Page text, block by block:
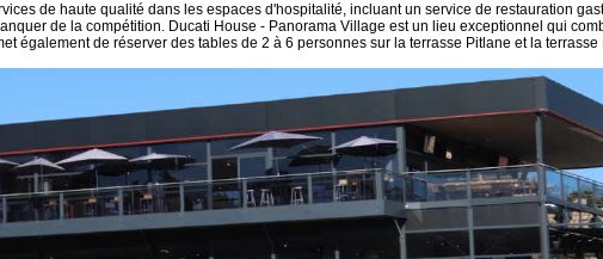
de haute qualité dans les espaces d'hospitalité, incluant un service de restauration
de la compétition. Ducati House - Panorama Village est un lieu exceptionnel qui
également de réserver des tables de 2 à 6 personnes sur la terrasse Pitlane et la terrasse